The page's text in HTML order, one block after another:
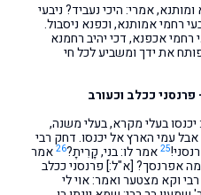
אמרי: היכי נעביד? ניבעי
רחמי אמותנא, וכפנא ניסבול.
רחמי אכפנא, דכי יהיב רחמנא
את ידך ומשביע לכל חי
ככלב וכעורב
בעלי מקרא, בעלי משנה,
עמי הארץ אל יכנסו. דחק רבי
25 אמר לו: בני, קָרִיתָ?26 אמר
אפרנסך? [א"ל:] פרנסני ככלב
וקא מצטער ואמר: אוי לי